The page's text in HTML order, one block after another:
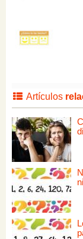
Artículos